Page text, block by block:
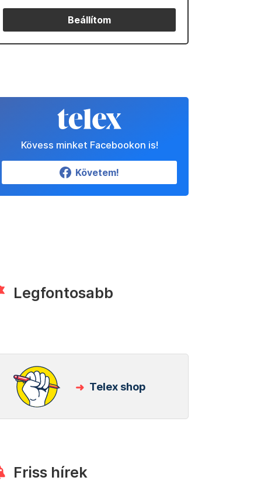
Beállítom
Kövess minket Facebookon is!
Követem!
Legfontosabb
Telex shop
Friss hírek